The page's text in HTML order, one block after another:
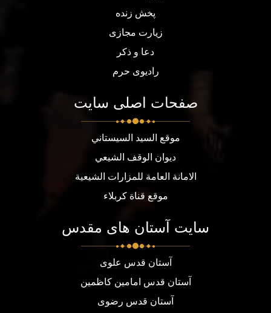
پخش زنده
زیارت مجازی
دعا و ذکر
رادیوی حرم
صفحات اصلی سایت
موقع السيد السيستاني
ديوان الوقف الشيعي
الامانة العامة للمزارات الشيعية
موقع قناة كربلاء
سایت آستان های مقدس
آستان قدس علوی
آستان قدس امامین کاظمین
آستان قدس رضوی